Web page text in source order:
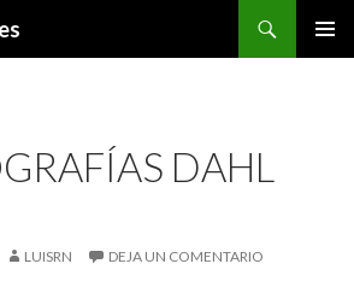
DAHL
LUISRN DEJA UN COMENTARIO